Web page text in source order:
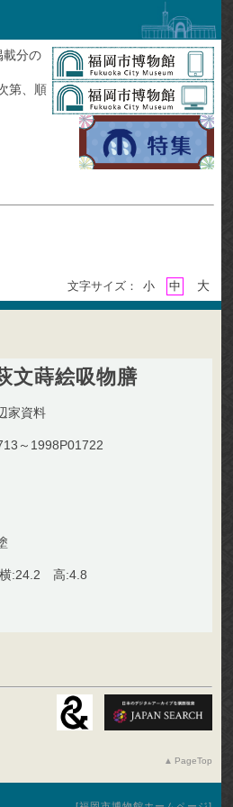
載分の
第、順
文字サイズ： 小 中 大
文蒔絵吸物膳
家資料
～1998P01722
:24.2 高:4.8
PageTop